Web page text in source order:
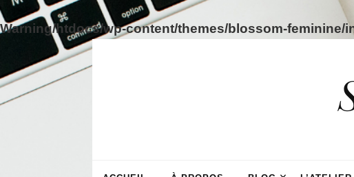
Warning/htdocs/wp-content/themes/blossom-feminine/